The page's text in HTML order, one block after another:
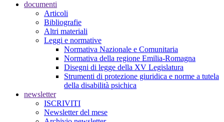
documenti
Articoli
Bibliografie
Altri materiali
Leggi e normative
Normativa Nazionale e Comunitaria
Normativa della regione Emilia-Romagna
Disegni di legge della XV Legislatura
Strumenti di protezione giuridica e norme a tutela
della disabilità psichica
newsletter
ISCRIVITI
Newsletter del mese